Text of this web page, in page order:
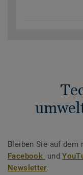
Bleiben Sie auf dem
Facebook und
Newsletter.